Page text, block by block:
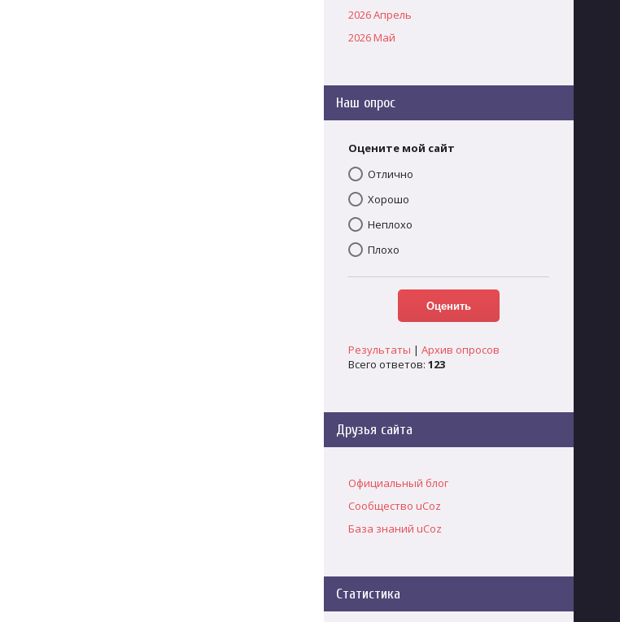
2026 Апрель
2026 Май
Наш опрос
Оцените мой сайт
Отлично
Хорошо
Неплохо
Плохо
Результаты | Архив опросов
Всего ответов: 123
Друзья сайта
Официальный блог
Сообщество uCoz
База знаний uCoz
Статистика